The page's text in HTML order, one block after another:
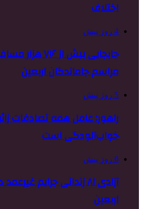
اختلاف
4 روز پیش
جابجایی بیش از
مراسم جاماندگان اربعین
5 روز پیش
راهور: عامل همه تصادفات
خواب‌آلودگی است
6 روز پیش
آزادی ۸۱ زندانی جرایم
اربعین